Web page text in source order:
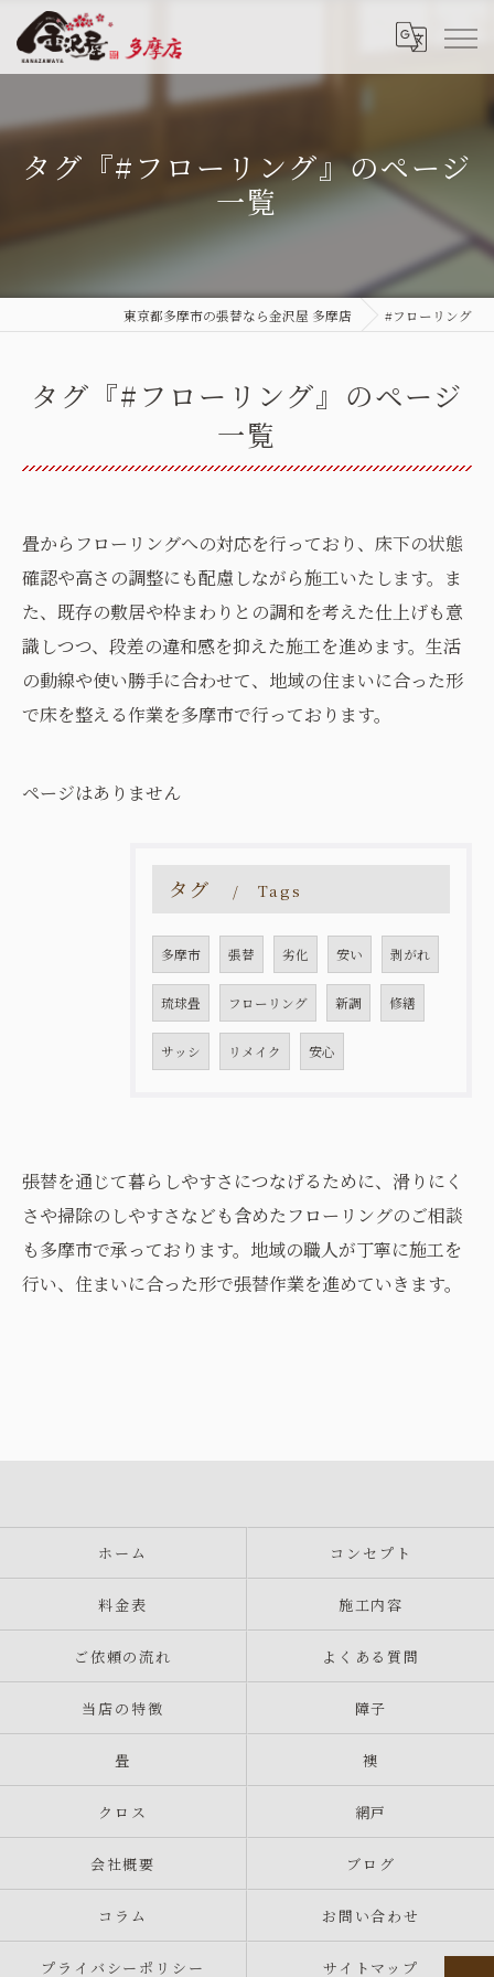
タグ『#フローリング』のページ
一覧
東京都多摩市の張替なら金沢屋 多摩店 #フローリング
タグ『#フローリング』のページ
一覧
畳からフローリングへの対応を行っており、床下の状態
確認や高さの調整にも配慮しながら施工いたします。ま
た、既存の敷居や枠まわりとの調和を考えた仕上げも意
識しつつ、段差の違和感を抑えた施工を進めます。生活
の動線や使い勝手に合わせて、地域の住まいに合った形
で床を整える作業を多摩市で行っております。
ページはありません
タグ Tags
多摩市 張替 劣化 安い 剥がれ
琉球畳 フローリング 新調 修繕
サッシ リメイク 安心
張替を通じて暮らしやすさにつなげるために、滑りにく
さや掃除のしやすさなども含めたフローリングのご相談
も多摩市で承っております。地域の職人が丁寧に施工を
行い、住まいに合った形で張替作業を進めていきます。
ホーム コンセプト
料金表 施工内容
ご依頼の流れ よくある質問
当店の特徴 障子
畳 襖
クロス 網戸
会社概要 ブログ
コラム お問い合わせ
プライバシーポリシー サイトマップ